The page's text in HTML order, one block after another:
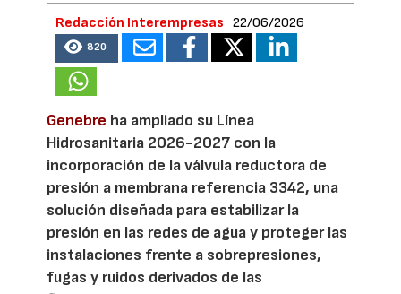
Redacción Interempresas 22/06/2026
820
Genebre ha ampliado su Línea
Hidrosanitaria 2026-2027 con la
incorporación de la válvula reductora de
presión a membrana referencia 3342, una
solución diseñada para estabilizar la
presión en las redes de agua y proteger las
instalaciones frente a sobrepresiones,
fugas y ruidos derivados de las